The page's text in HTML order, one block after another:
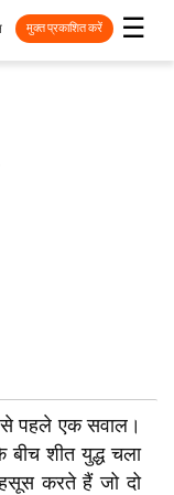
☰
मुक्त प्रकाशित करें
एक सवाल।
शीत युद्ध चला
करते हैं जो दो